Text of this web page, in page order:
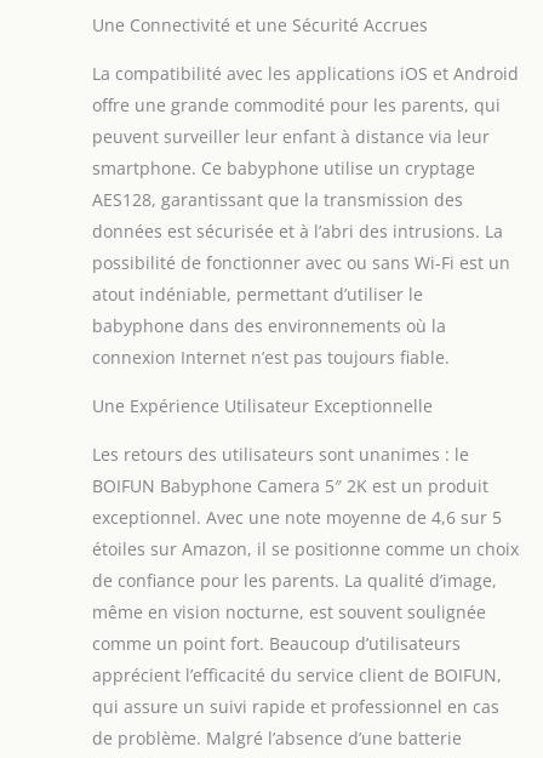
Une Connectivité et une Sécurité Accrues
La compatibilité avec les applications iOS et Android
offre une grande commodité pour les parents, qui
peuvent surveiller leur enfant à distance via leur
smartphone. Ce babyphone utilise un cryptage
AES128, garantissant que la transmission des
données est sécurisée et à l’abri des intrusions. La
possibilité de fonctionner avec ou sans Wi-Fi est un
atout indéniable, permettant d’utiliser le
babyphone dans des environnements où la
connexion Internet n’est pas toujours fiable.
Une Expérience Utilisateur Exceptionnelle
Les retours des utilisateurs sont unanimes : le
BOIFUN Babyphone Camera 5″ 2K est un produit
exceptionnel. Avec une note moyenne de 4,6 sur 5
étoiles sur Amazon, il se positionne comme un choix
de confiance pour les parents. La qualité d’image,
même en vision nocturne, est souvent soulignée
comme un point fort. Beaucoup d’utilisateurs
apprécient l’efficacité du service client de BOIFUN,
qui assure un suivi rapide et professionnel en cas
de problème. Malgré l’absence d’une batterie